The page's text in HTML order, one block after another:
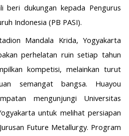
beri dukungan kepada Pengurus
Indonesia (PB PASI).
Mandala Krida, Yogyakarta
perhelatan ruin setiap tahun
kompetisi, melainkan turut
semangat bangsa. Huayou
mengunjungi Universitas
untuk melihat persiapan
Future Metallurgy. Program